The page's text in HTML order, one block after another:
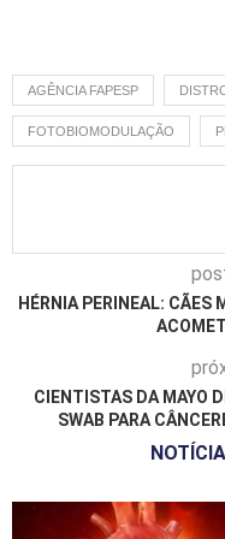
AGÊNCIA FAPESP
FOTOBIOMODULAÇÃO
HÉRNIA PERINEAL: CÃES
CIENTISTAS DA MAYO
SWAB PARA